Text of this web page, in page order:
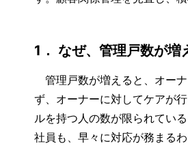
1． なぜ、管理戸数が
管理戸数が増えると、オー
ず、オーナーに対してケアが
ルを持つ人の数が限られてい
社員も、早々に対応が務まる